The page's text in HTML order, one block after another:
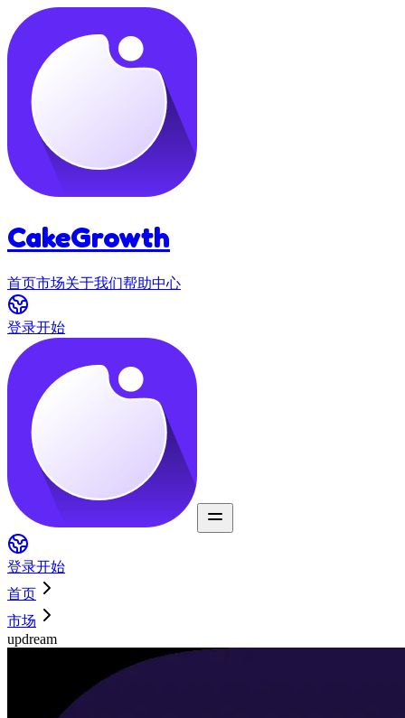
CakeGrowth
首页市场关于我们帮助中心
登录开始
登录开始
首页
市场
updream